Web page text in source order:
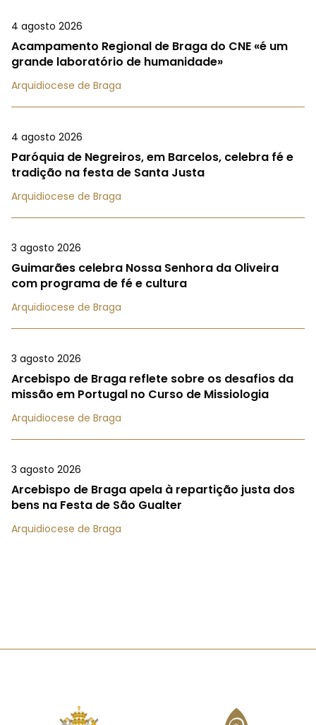
4 agosto 2026
Acampamento Regional de Braga do CNE «é um
grande laboratório de humanidade»
Arquidiocese de Braga
4 agosto 2026
Paróquia de Negreiros, em Barcelos, celebra fé e
tradição na festa de Santa Justa
Arquidiocese de Braga
3 agosto 2026
Guimarães celebra Nossa Senhora da Oliveira
com programa de fé e cultura
Arquidiocese de Braga
3 agosto 2026
Arcebispo de Braga reflete sobre os desafios da
missão em Portugal no Curso de Missiologia
Arquidiocese de Braga
3 agosto 2026
Arcebispo de Braga apela à repartição justa dos
bens na Festa de São Gualter
Arquidiocese de Braga